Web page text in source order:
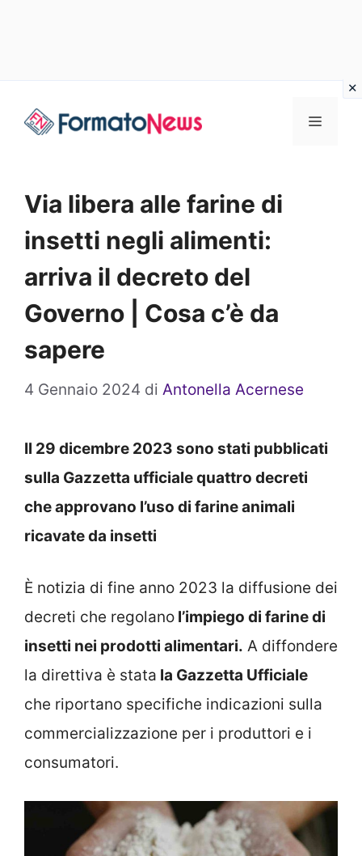
Menu
Via libera alle farine di
insetti negli alimenti:
arriva il decreto del
Governo | Cosa c’è da
sapere
4 Gennaio 2024 di Antonella Acernese
Il 29 dicembre 2023 sono stati pubblicati
sulla Gazzetta ufficiale quattro decreti
che approvano l’uso di farine animali
ricavate da insetti
È notizia di fine anno 2023 la diffusione dei
decreti che regolano l’impiego di farine di
insetti nei prodotti alimentari. A diffondere
la direttiva è stata la Gazzetta Ufficiale
che riportano specifiche indicazioni sulla
commercializzazione per i produttori e i
consumatori.